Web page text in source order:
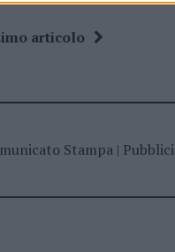
articolo
Stampa|